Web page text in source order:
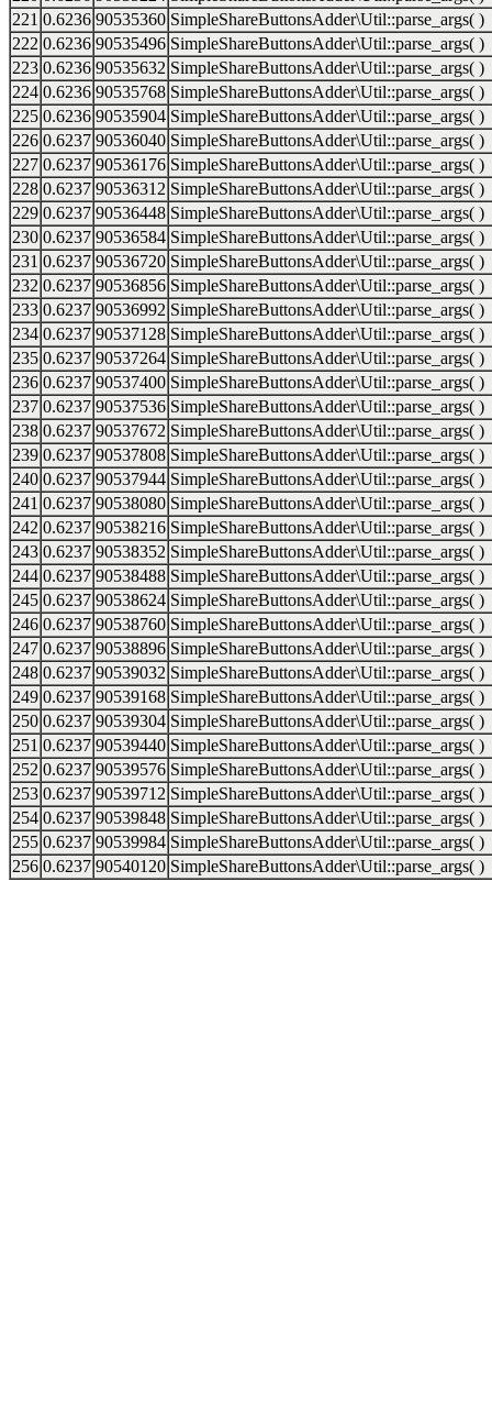
221 0.6236 90535360 SimpleShareButtonsAdder\Util::parse_args( )
222 0.6236 90535496 SimpleShareButtonsAdder\Util::parse_args( )
223 0.6236 90535632 SimpleShareButtonsAdder\Util::parse_args( )
224 0.6236 90535768 SimpleShareButtonsAdder\Util::parse_args( )
225 0.6236 90535904 SimpleShareButtonsAdder\Util::parse_args( )
226 0.6237 90536040 SimpleShareButtonsAdder\Util::parse_args( )
227 0.6237 90536176 SimpleShareButtonsAdder\Util::parse_args( )
228 0.6237 90536312 SimpleShareButtonsAdder\Util::parse_args( )
229 0.6237 90536448 SimpleShareButtonsAdder\Util::parse_args( )
230 0.6237 90536584 SimpleShareButtonsAdder\Util::parse_args( )
231 0.6237 90536720 SimpleShareButtonsAdder\Util::parse_args( )
232 0.6237 90536856 SimpleShareButtonsAdder\Util::parse_args( )
233 0.6237 90536992 SimpleShareButtonsAdder\Util::parse_args( )
234 0.6237 90537128 SimpleShareButtonsAdder\Util::parse_args( )
235 0.6237 90537264 SimpleShareButtonsAdder\Util::parse_args( )
236 0.6237 90537400 SimpleShareButtonsAdder\Util::parse_args( )
237 0.6237 90537536 SimpleShareButtonsAdder\Util::parse_args( )
238 0.6237 90537672 SimpleShareButtonsAdder\Util::parse_args( )
239 0.6237 90537808 SimpleShareButtonsAdder\Util::parse_args( )
240 0.6237 90537944 SimpleShareButtonsAdder\Util::parse_args( )
241 0.6237 90538080 SimpleShareButtonsAdder\Util::parse_args( )
242 0.6237 90538216 SimpleShareButtonsAdder\Util::parse_args( )
243 0.6237 90538352 SimpleShareButtonsAdder\Util::parse_args( )
244 0.6237 90538488 SimpleShareButtonsAdder\Util::parse_args( )
245 0.6237 90538624 SimpleShareButtonsAdder\Util::parse_args( )
246 0.6237 90538760 SimpleShareButtonsAdder\Util::parse_args( )
247 0.6237 90538896 SimpleShareButtonsAdder\Util::parse_args( )
248 0.6237 90539032 SimpleShareButtonsAdder\Util::parse_args( )
249 0.6237 90539168 SimpleShareButtonsAdder\Util::parse_args( )
250 0.6237 90539304 SimpleShareButtonsAdder\Util::parse_args( )
251 0.6237 90539440 SimpleShareButtonsAdder\Util::parse_args( )
252 0.6237 90539576 SimpleShareButtonsAdder\Util::parse_args( )
253 0.6237 90539712 SimpleShareButtonsAdder\Util::parse_args( )
254 0.6237 90539848 SimpleShareButtonsAdder\Util::parse_args( )
255 0.6237 90539984 SimpleShareButtonsAdder\Util::parse_args( )
256 0.6237 90540120 SimpleShareButtonsAdder\Util::parse_args( )